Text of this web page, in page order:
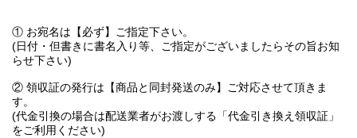
① お宛名は【必ず】ご指定下さい。
(日付・但書きに書名入り等、ご指定がございましたらその旨お知
らせ下さい)
② 領収証の発行は【商品と同封発送のみ】ご対応させて頂きま
す。
(代金引換の場合は配送業者がお渡しする「代金引き換え領収証」
をご利用ください)